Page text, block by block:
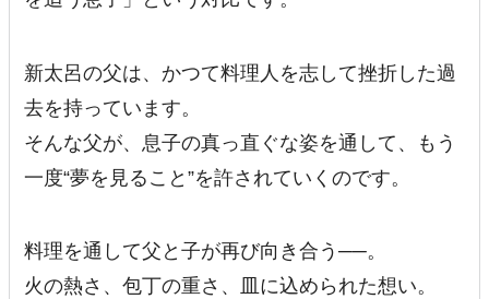
新太呂の父は、かつて料理人を志して挫折した過
去を持っています。
そんな父が、息子の真っ直ぐな姿を通して、もう
一度“夢を見ること”を許されていくのです。
料理を通して父と子が再び向き合う──。
火の熱さ、包丁の重さ、皿に込められた想い。